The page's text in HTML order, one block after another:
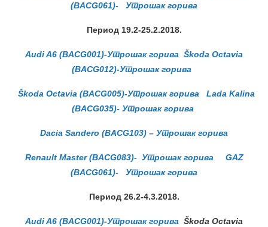
(BACG061)- Утрошак горива
Период 19.2-25.2.2018.
Audi A6 (BACG001)-Утрошак горива Škoda Octavia
(BACG012)-Утрошак горива
Škoda Octavia (BACG005)-Утрошак горива
Lada Kalina
(BACG035)- Утрошак горива
Dacia Sandero (BACG103) – Утрошак горива
Renault Master (BACG083)- Утрошак горива
GAZ
(BACG061)- Утрошак горива
Период 26.2-4.3.2018.
Audi A6 (BACG001)-Утрошак горива Škoda Octavia